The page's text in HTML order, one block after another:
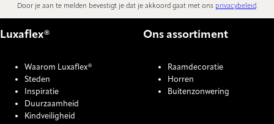
Door je aan te melden bevestigt je dat je akkoord gaat met ons privacybeleid.
Luxaflex®
Waarom Luxaflex®
Steden
Inspiratie
Duurzaamheid
Kindveiligheid
Ons assortiment
Raamdecoratie
Horren
Buitenzonwering